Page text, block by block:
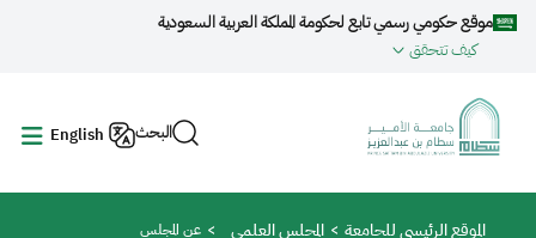
تجاوز إلى المحتوى الرئيسي
موقع حكومي رسمي تابع لحكومة المملكة العربية السعودية
كيف تتحقق
البحث English
الموقع الرئيسي للجامعة المجلس العلمي عن المجلس